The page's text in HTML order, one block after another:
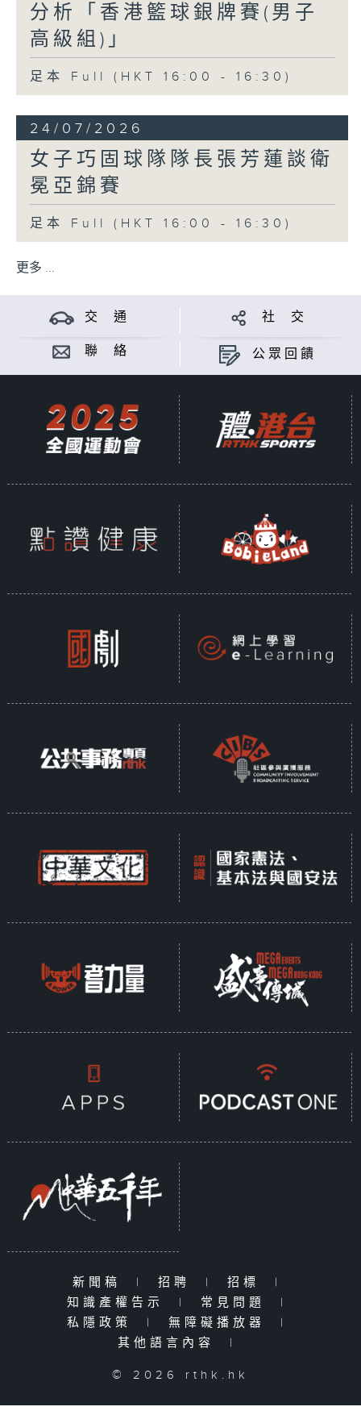
分析「香港籃球銀牌賽(男子
高級組)」
足本 Full (HKT 16:00 - 16:30)
24/07/2026
女子巧固球隊隊長張芳蓮談衛
冕亞錦賽
足本 Full (HKT 16:00 - 16:30)
更多 ...
交 通 社 交
聯 絡 公眾回饋
新聞稿 | 招聘 | 招標
|
知識產權告示
| 常見問題
|
私隱政策
| 無障礙播放器
|
其他語言內容
|
© 2026 rthk.hk